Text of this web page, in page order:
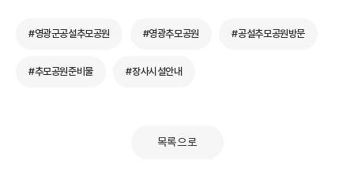
#영광군공설추모공원 #영광추모공원 #공설추모공원방문
#추모공원준비물 #장사시설안내
목록으로